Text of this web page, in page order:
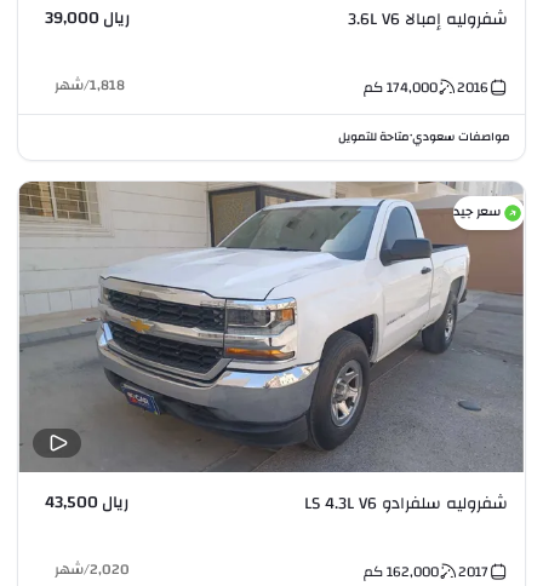
شفروليه إمبالا 3.6L V6 ريال 39,000
2016
174,000كم 1,818
/شهر
مواصفات سعودي•متاحة للتمويل
سعر جيد
شفروليه سلفرادو LS 4.3L V6 ريال 43,500
2017
162,000كم 2,020
/شهر